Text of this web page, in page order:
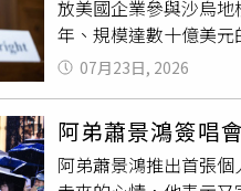
國防承包商取得豁免資
國礦產企業距離滿足
顯示，2025年美國對
能將產能提升至
及其他產品的磁鐵之
斷。「嘉德金屬資源
（Lion Rock
放美國企業參與沙烏
年、規模達數十億美
美國核能技術出口。
Abdulaziz bin
查。依據《1954年原
對此，「西屋電氣公
07月23日, 2026
阿弟蕭景鴻簽唱
阿弟蕭景鴻推出首張